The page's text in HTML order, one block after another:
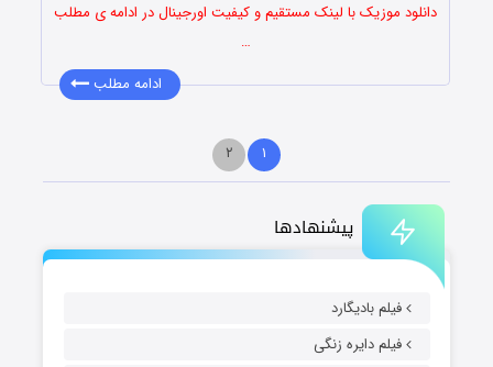
پیشنهادها
فیلم بادیگارد
فیلم دایره زنگی
دانلود موزیک با لینک مستقیم و کیفیت اورجینال در ادامه ی مطلب
…
ادامه مطلب
۱ ۲